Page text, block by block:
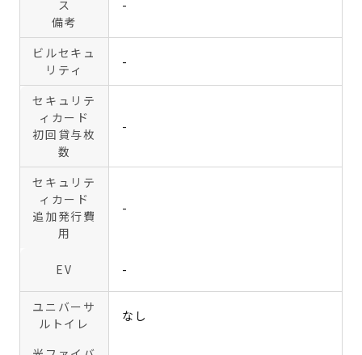
ス
備考
-
ビルセキュ
リティ
-
セキュリテ
ィカード
初回貸与枚
数
-
セキュリテ
ィカード
追加発行費
用
-
EV -
ユニバーサ
ルトイレ
なし